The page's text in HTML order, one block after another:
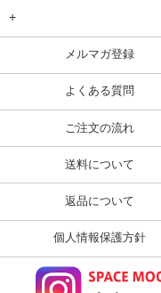
+
メルマガ登録
よくある質問
ご注文の流れ
送料について
返品について
個人情報保護方針